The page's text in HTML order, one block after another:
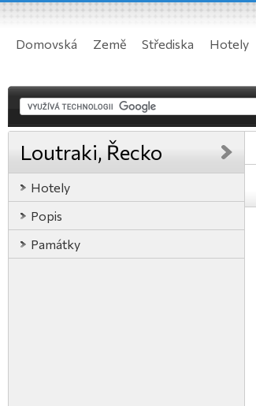
Domovská Země Střediska Hotely
Loutraki, Řecko
Hotely
Popis
Památky